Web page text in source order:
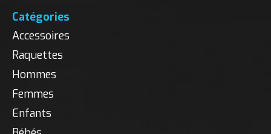
Catégories
Accessoires
Raquettes
Hommes
Femmes
Enfants